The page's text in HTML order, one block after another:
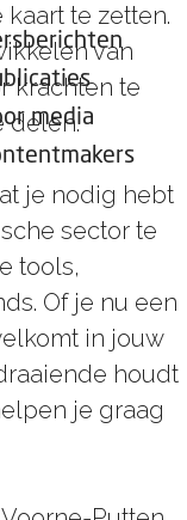
media
te zetten.
van
krachten te
delen.
je nodig hebt
sector te
tools,
Of je nu een
in jouw
houdt
je graag